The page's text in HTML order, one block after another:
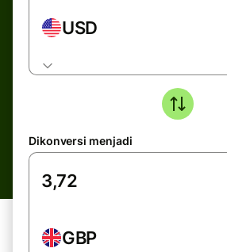
USD
Dikonversi menjadi
GBP